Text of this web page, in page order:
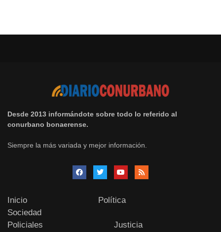
Desde 2013 informándote sobre todo lo referido al
conurbano bonaerense.
Siempre la más variada y mejor información.
Inicio
Política
Sociedad
Policiales
Justicia